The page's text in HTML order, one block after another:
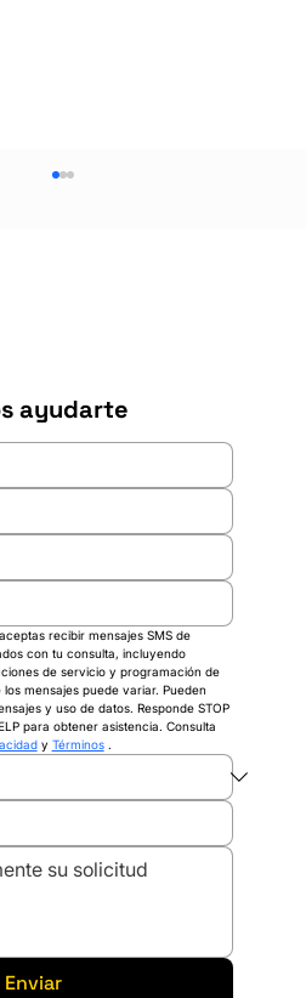
mínima de
sistema de seguridad
ayudarte
recibir mensajes SMS de
con tu consulta, incluyendo
de servicio y programación de
mensajes puede variar. Pueden
y uso de datos. Responde STOP
para obtener asistencia. Consulta
y Términos .
Enviar